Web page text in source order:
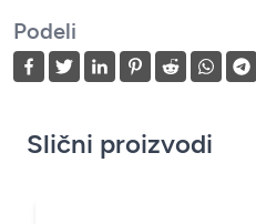
Podeli
Slični proizvodi